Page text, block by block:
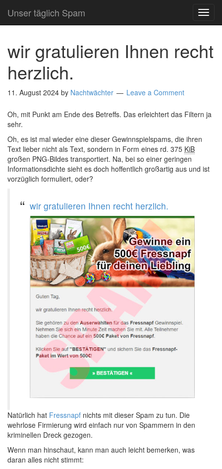
Unser täglich Spam
wir gratulieren Ihnen recht
herzlich.
11. August 2024 by Nachtwächter Leave a Comment
Oh, mit Punkt am Ende des Betreffs. Das erleichtert das Filtern ja
sehr.
Oh, es ist mal wieder eine dieser Gewinnspielspams, die ihren
Text lieber nicht als Text, sondern in Form eines rd. 375 KiB
großen PNG-Bildes transportiert. Na, bei so einer geringen
Informationsdichte sieht es doch hoffentlich großartig aus und ist
vorzüglich formuliert, oder?
wir gratulieren Ihnen recht herzlich.
Natürlich hat Fressnapf nichts mit dieser Spam zu tun. Die
wehrlose Firmierung wird einfach nur von Spammern in den
kriminellen Dreck gezogen.
Wenn man hinschaut, kann man auch leicht bemerken, was
daran alles nicht stimmt: